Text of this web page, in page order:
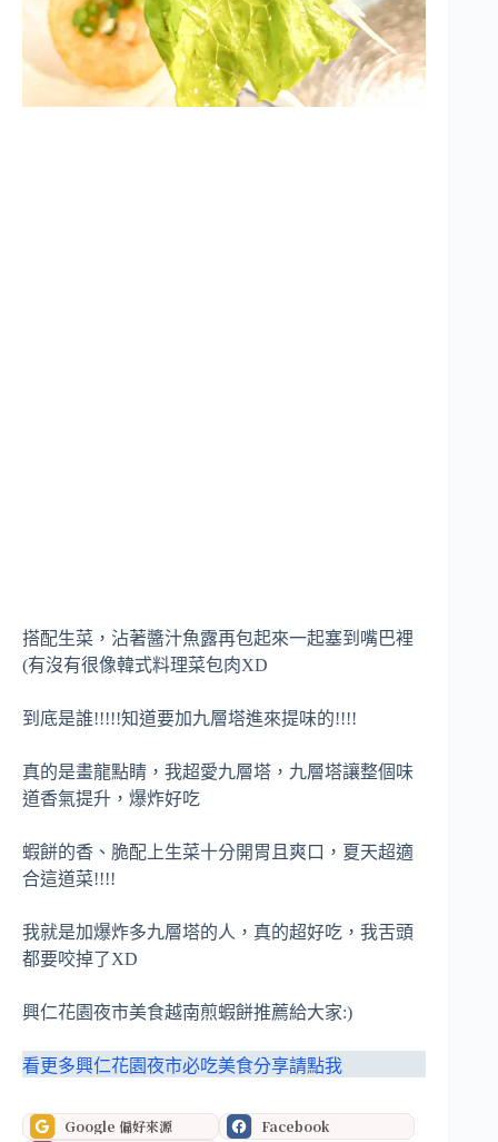
搭配生菜，沾著醬汁魚露再包起來一起塞到嘴巴裡
(有沒有很像韓式料理菜包肉XD
到底是誰!!!!!知道要加九層塔進來提味的!!!!
真的是畫龍點睛，我超愛九層塔，九層塔讓整個味
道香氣提升，爆炸好吃
蝦餅的香、脆配上生菜十分開胃且爽口，夏天超適
合這道菜!!!!
我就是加爆炸多九層塔的人，真的超好吃，我舌頭
都要咬掉了XD
興仁花園夜市美食越南煎蝦餅推薦給大家:)
看更多興仁花園夜市必吃美食分享請點我
Google 偏好來源
Facebook